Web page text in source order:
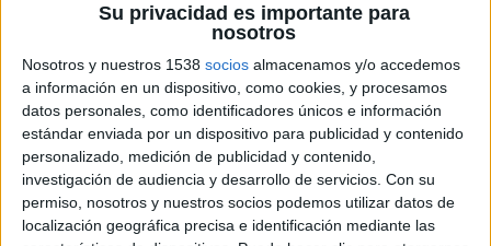
Su privacidad es importante para
nosotros
Nosotros y nuestros 1538 socios almacenamos y/o accedemos
a información en un dispositivo, como cookies, y procesamos
datos personales, como identificadores únicos e información
estándar enviada por un dispositivo para publicidad y contenido
personalizado, medición de publicidad y contenido,
investigación de audiencia y desarrollo de servicios. Con su
permiso, nosotros y nuestros socios podemos utilizar datos de
localización geográfica precisa e identificación mediante las
com a secretari.
ImprimirEnvia
a
un
amic
PDF